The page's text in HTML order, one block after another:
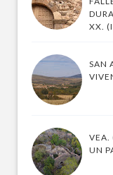
XX.
SAN
VEA.
UN